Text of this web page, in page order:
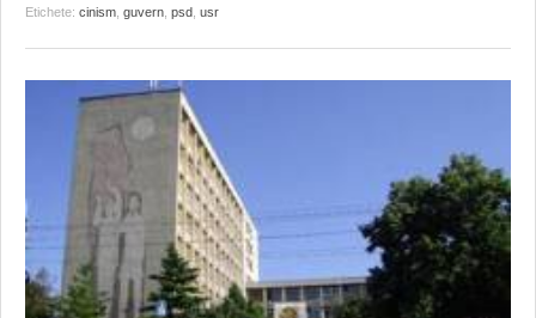
Etichete: cinism guvern psd usr